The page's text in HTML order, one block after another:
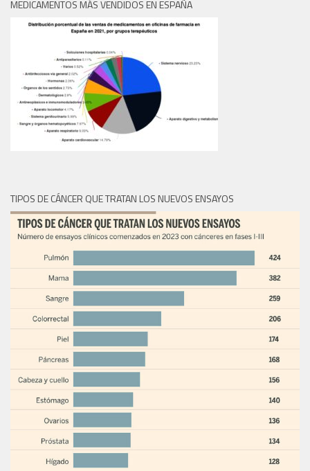
MEDICAMENTOS MÁS VENDIDOS EN ESPAÑA
TIPOS DE CÁNCER QUE TRATAN LOS NUEVOS ENSAYOS